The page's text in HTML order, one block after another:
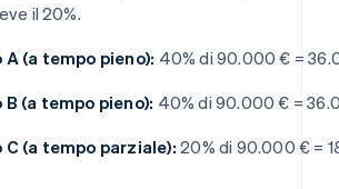
il 20%.
A (a tempo pieno): 40% di 90.000 € =
B (a tempo pieno): 40% di 90.000 € =
C (a tempo parziale): 20% di 90.000 € =